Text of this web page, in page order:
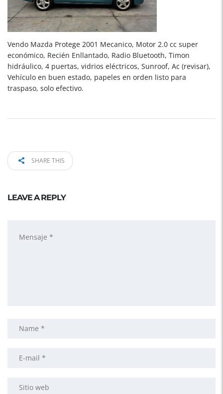
Vendo Mazda Protege 2001 Mecanico, Motor 2.0 cc super
económico, Recién Enllantado, Radio Bluetooth, Timon
hidráulico, 4 puertas, vidrios eléctricos, Sunroof, Ac (revisar),
Vehículo en buen estado, papeles en orden listo para
traspaso, solo efectivo.
SHARE THIS
LEAVE A REPLY